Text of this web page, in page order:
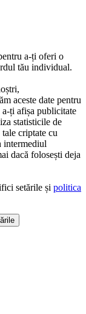
a-ți oferi o
tău individual.
aceste date pentru
ți afișa publicitate
statisticile de
criptate cu
intermediul
dacă folosești deja
setările și politica